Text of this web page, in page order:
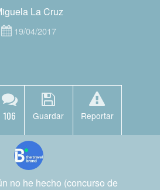
La Cruz
19/04/2017
106 Guardar Reportar
no he hecho (concurso de